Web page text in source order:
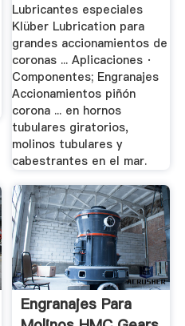
Lubricantes especiales
Klüber Lubrication para
grandes accionamientos de
coronas ... Aplicaciones ·
Componentes; Engranajes
Accionamientos piñón
corona ... en hornos
tubulares giratorios,
molinos tubulares y
cabestrantes en el mar.
Engranajes Para